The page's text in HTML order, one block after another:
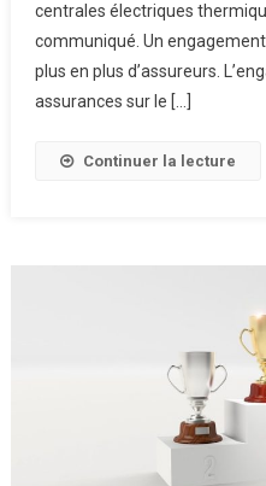
Aux
USA
centrales électriques
communiqué. Un
plus en plus d’assureurs.
assurances sur le […]
Continuer la lecture